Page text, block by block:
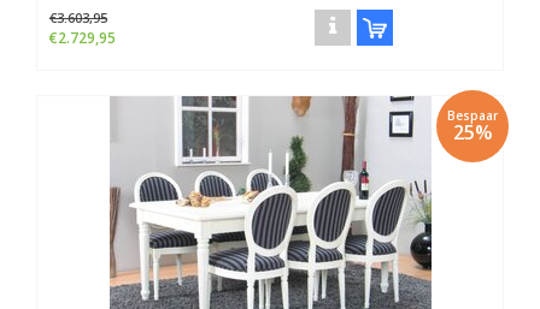
€3.603,95
€2.729,95
Bespaar
25%